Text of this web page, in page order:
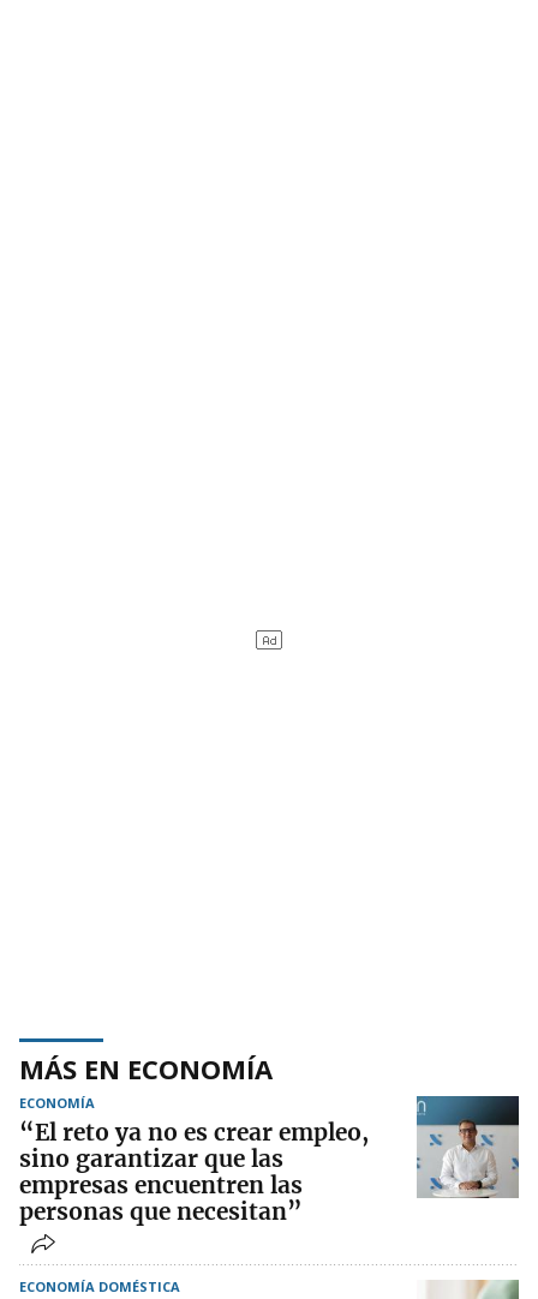
MÁS EN ECONOMÍA
ECONOMÍA
“El reto ya no es crear empleo,
sino garantizar que las
empresas encuentren las
personas que necesitan”
ECONOMÍA DOMÉSTICA